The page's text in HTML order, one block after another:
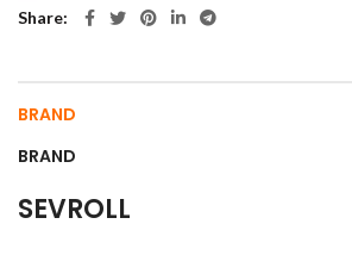
Share
BRAND
BRAND
SEVROLL